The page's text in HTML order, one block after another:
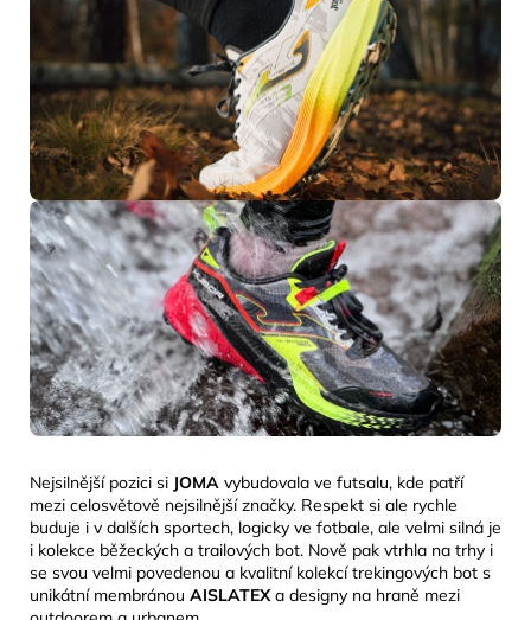
Nejsilnější pozici si JOMA vybudovala ve futsalu, kde patří
mezi celosvětově nejsilnější značky. Respekt si ale rychle
buduje i v dalších sportech, logicky ve fotbale, ale velmi silná je
i kolekce běžeckých a trailových bot. Nově pak vtrhla na trhy i
se svou velmi povedenou a kvalitní kolekcí trekingových bot s
unikátní membránou AISLATEXa designy na hraně mezi